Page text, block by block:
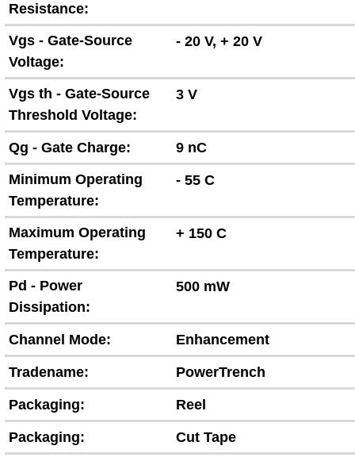
Resistance:
Vgs - Gate-Source
Voltage:
- 20 V, + 20 V
Vgs th - Gate-Source
Threshold Voltage:
3 V
Qg - Gate Charge:
9 nC
Minimum Operating
Temperature:
- 55 C
Maximum Operating
Temperature:
+ 150 C
Pd - Power
Dissipation:
500 mW
Channel Mode: Enhancement
Tradename: PowerTrench
Packaging: Reel
Packaging: Cut Tape